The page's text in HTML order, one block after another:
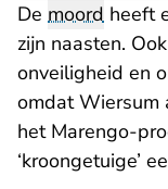
De moord heeft
zijn naasten.
onveiligheid en
omdat Wiersum
het Marengo-
‘kroongetuige’